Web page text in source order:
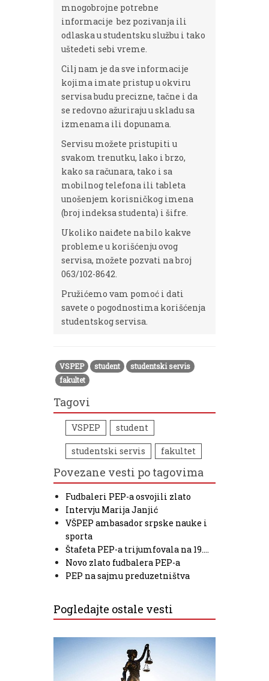
mnogobrojne potrebne
informacije bez pozivanja ili
odlaska u studentsku službu i tako
uštedeti sebi vreme.
Cilj nam je da sve informacije
kojima imate pristup u okviru
servisa budu precizne, tačne i da
se redovno ažuriraju u skladu sa
izmenama ili dopunama.
Servisu možete pristupiti u
svakom trenutku, lako i brzo,
kako sa računara, tako i sa
mobilnog telefona ili tableta
unošenjem korisničkog imena
(broj indeksa studenta) i šifre.
Ukoliko naiđete na bilo kakve
probleme u korišćenju ovog
servisa, možete pozvati na broj
063/102-8642.
Pružićemo vam pomoć i dati
savete o pogodnostima korišćenja
studentskog servisa.
VSPEP student
studentski servis
fakultet
Tagovi
VSPEP student
studentski servis fakultet
Povezane vesti po tagovima
Fudbaleri PEP-a osvojili zlato
Intervju Marija Janjić
VŠPEP ambasador srpske nauke i
sporta
Štafeta PEP-a trijumfovala na 19.…
Novo zlato fudbalera PEP-a
PEP na sajmu preduzetništva
Pogledajte ostale vesti